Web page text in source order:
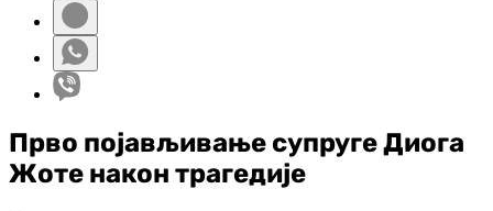
Прво појављивање супруге Диога
Жоте након трагедије